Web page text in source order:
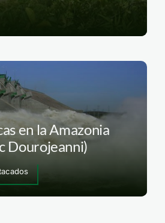
en la Amazonia
Dourojeanni)